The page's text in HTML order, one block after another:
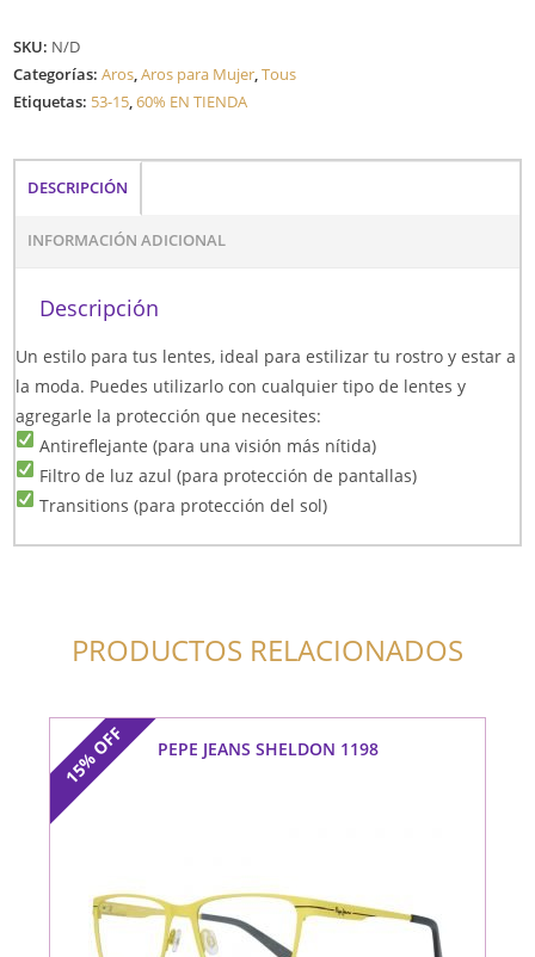
SKU: N/D
Categorías:Aros,Aros para Mujer,Tous
Etiquetas: 53-15,60% EN TIENDA
DESCRIPCIÓN
INFORMACIÓN ADICIONAL
Descripción
Un estilo para tus lentes, ideal para estilizar tu rostro y estar a
la moda. Puedes utilizarlo con cualquier tipo de lentes y
agregarle la protección que necesites:
Antireflejante (para una visión más nítida)
Filtro de luz azul (para protección de pantallas)
Transitions (para protección del sol)
PRODUCTOS RELACIONADOS
15%
OFF PEPE JEANS SHELDON 1198